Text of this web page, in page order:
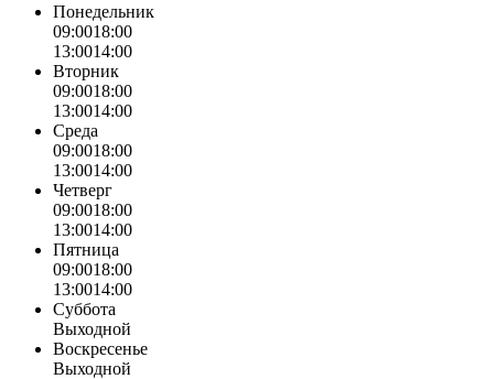
Понедельник
09:0018:00
13:0014:00
Вторник
09:0018:00
13:0014:00
Среда
09:0018:00
13:0014:00
Четверг
09:0018:00
13:0014:00
Пятница
09:0018:00
13:0014:00
Суббота
Выходной
Воскресенье
Выходной